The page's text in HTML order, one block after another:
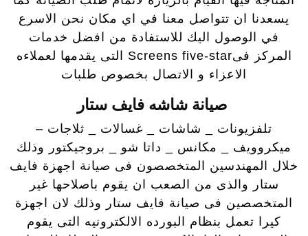
يسعدنا ان تتواصل معنا في اي مكان نحن الاسرع
في الوصول اليك للاستفادة من افضل خدمات
المركز فىScreens five-star التى يقدمها لعملاءه
الاعزاء و الاتصال بخصوص طلبات
صيانة شاشه فايف ستار
تلفزيونات _ شاشات _ غسالات _ ثلاجات –
ميكروويف _ مكانس _ داتا شو _ بروجيكتور وذلك
خلال المهندسين المتخصصون فى صيانة اجهزة فايف
ستار والذى من الصعب ان يقوم باصلاحها غير
المتخصصين فى صيانة فايف ستار وذلك لان اجهزة
كيرا تعمل بنظام البورده الالكترونيه التى يقوم